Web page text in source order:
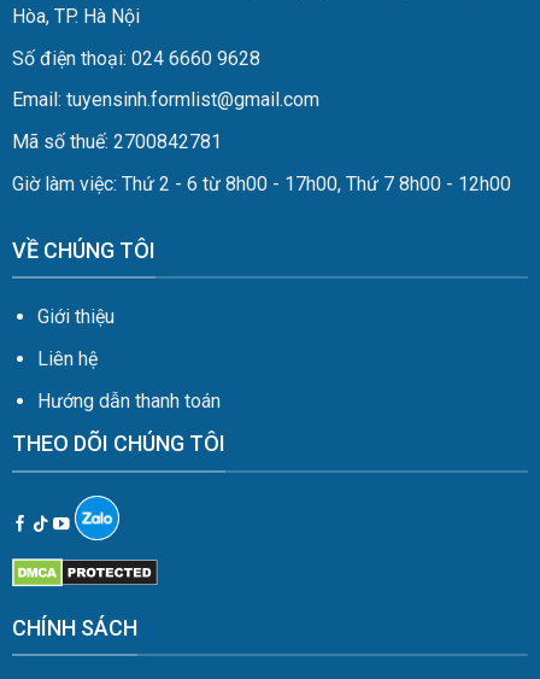
Hòa, TP. Hà Nội
Số điện thoại: 024 6660 9628
Email: tuyensinh.formlist@gmail.com
Mã số thuế: 2700842781
Giờ làm việc: Thứ 2 - 6 từ 8h00 - 17h00, Thứ 7 8h00 - 12h00
VỀ CHÚNG TÔI
Giới thiệu
Liên hệ
Hướng dẫn thanh toán
THEO DÕI CHÚNG TÔI
CHÍNH SÁCH